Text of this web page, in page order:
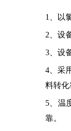
1、以
2、设
3、设
4、采
料转化
5、温
靠。